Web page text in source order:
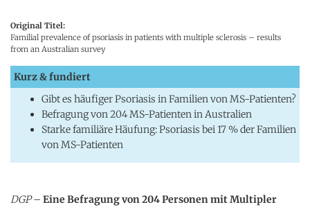
Original Titel:
Familial prevalence of psoriasis in patients with multiple sclerosis – results
from an Australian survey
Kurz & fundiert
Gibt es häufiger Psoriasis in Familien von MS-Patienten?
Befragung von 204 MS-Patienten in Australien
Starke familiäre Häufung: Psoriasis bei 17 % der Familien
von MS-Patienten
DGP– Eine Befragung von 204 Personen mit Multipler